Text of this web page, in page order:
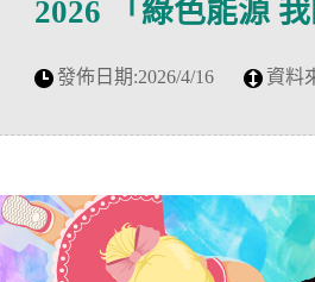
2026 「綠色能源
發佈日期:2026/4/16 資料